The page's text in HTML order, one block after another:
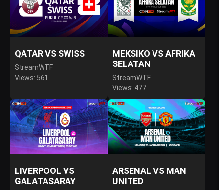
QATAR VS SWISS
StreamWTF
Views: 561
MEKSIKO VS AFRIKA
SELATAN
StreamWTF
Views: 477
LIVERPOOL VS
GALATASARAY
ARSENAL VS MAN
UNITED